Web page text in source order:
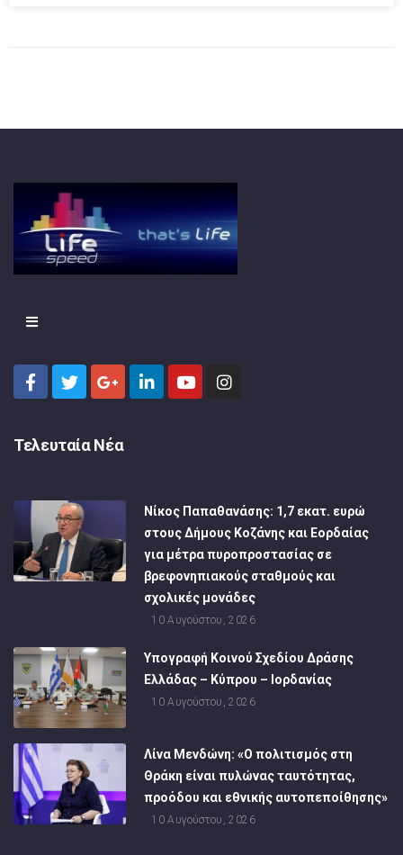
Τελευταία Νέα
Νίκος Παπαθανάσης: 1,7 εκατ. ευρώ
στους Δήμους Κοζάνης και Εορδαίας
για μέτρα πυροπροστασίας σε
βρεφονηπιακούς σταθμούς και
σχολικές μονάδες
10 Αυγούστου, 2026
Υπογραφή Κοινού Σχεδίου Δράσης
Ελλάδας – Κύπρου – Ιορδανίας
10 Αυγούστου, 2026
Λίνα Μενδώνη: «Ο πολιτισμός στη
Θράκη είναι πυλώνας ταυτότητας,
προόδου και εθνικής αυτοπεποίθησης»
10 Αυγούστου, 2026